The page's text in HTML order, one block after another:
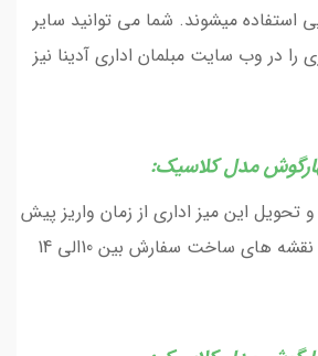
استفاده میشوند. شما می توانید سایر
را در وب سایت مبلمان اداری آدینا نیز
مدل کلاسیک:
این میز اداری از زمان واریز پیش
پرداخت و قطعی شدن نقشه های ساخت سفارش بین 10الی 14